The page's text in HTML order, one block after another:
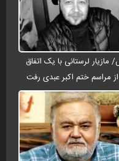
لرستانی با یک اتفاق
مراسم ختم اکبر عبدی رفت